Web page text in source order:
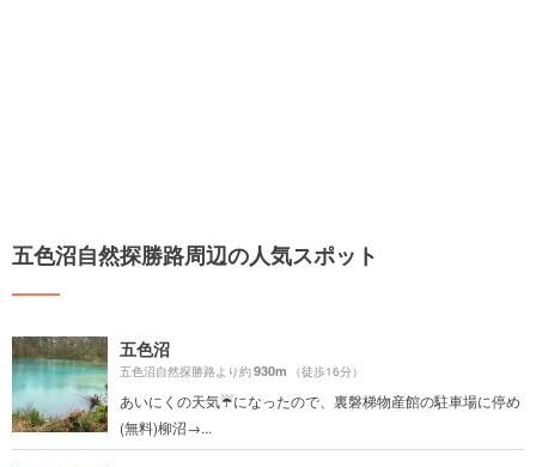
五色沼自然探勝路周辺の人気スポット
五色沼
五色沼自然探勝路より約930m （徒歩16分）
あいにくの天気☔️になったので、裏磐梯物産館の駐車場に停め
(無料)柳沼→...